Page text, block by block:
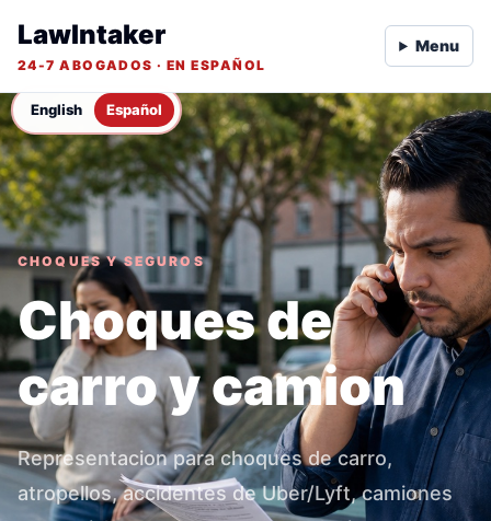
English Español
LawIntaker
24-7 ABOGADOS · EN ESPAÑOL
Menu
CHOQUES Y SEGUROS
Choques de
carro y camion
Representacion para choques de carro,
atropellos, accidentes de Uber/Lyft, camiones